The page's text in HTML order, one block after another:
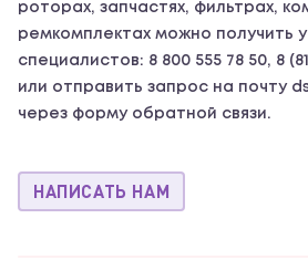
роторах, запчастях, фильтрах,
ремкомплектах можно получить
специалистов: 8 800 555 78 50, 8
или отправить запрос на почту
через форму обратной связи.
НАПИСАТЬ НАМ